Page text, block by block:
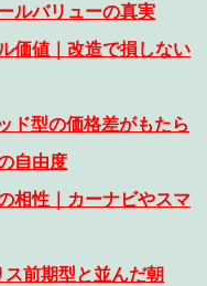
ルバリューの真実
価値｜改造で損しない
ド型の価格差がもたら
自由度
相性｜カーナビやスマ
前期型と並んだ朝